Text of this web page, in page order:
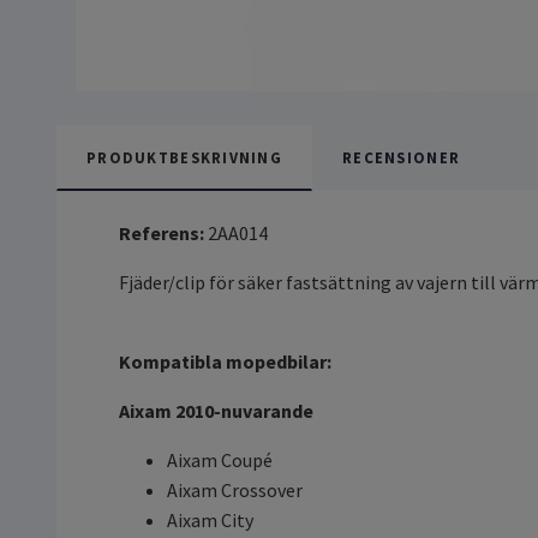
PRODUKTBESKRIVNING RECENSIONER
Referens: 2AA014
Fjäder/clip för säker fastsättning av vajern till
Kompatibla mopedbilar:
Aixam 2010-nuvarande
Aixam Coupé
Aixam Crossover
Aixam City